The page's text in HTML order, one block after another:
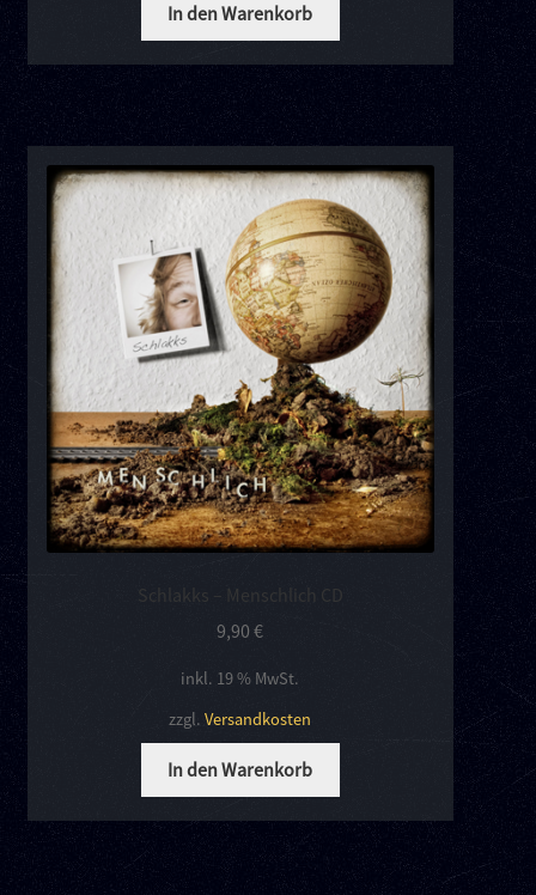
In den Warenkorb
Schlakks – Menschlich CD
9,90€
inkl. 19 % MwSt.
zzgl.Versandkosten
In den Warenkorb